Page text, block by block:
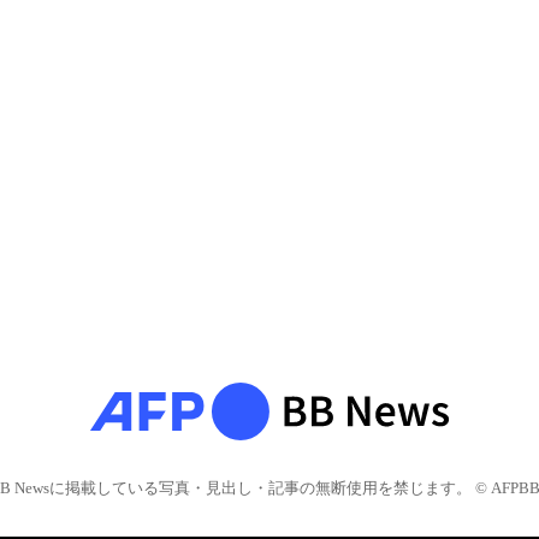
Newsに掲載している写真・見出し・記事の無断使用を禁じます。 © AFPBB